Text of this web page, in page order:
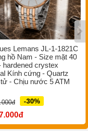
Lemans JL-1-1821C
hồ Nam - Size mặt 40
hardened crystex
Kính cứng - Quartz
- Chịu nước 5 ATM
-30%